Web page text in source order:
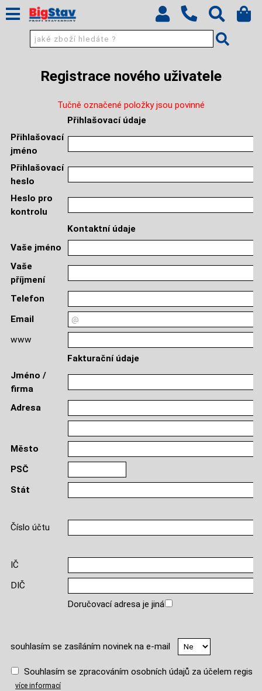
Registrace nového uživatele
Tučně označené položky jsou povinné
Přihlašovací údaje
Přihlašovací
jméno
Přihlašovací
heslo
Heslo pro
kontrolu
Kontaktní údaje
Vaše jméno
Vaše
příjmení
Telefon
Email
www
Fakturační údaje
Jméno /
firma
Adresa
Město
PSČ
Stát
Číslo účtu
IČ
DIČ
Doručovací adresa je jiná
souhlasím se zasíláním novinek na e-mail
Souhlasím se zpracováním osobních údajů za účelem
více informací